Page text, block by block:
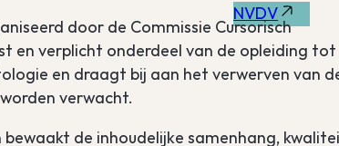
NVDV
door de Commissie Cursorisch
en verplicht onderdeel van de opleiding tot
en draagt bij aan het verwerven van
verwacht.
de inhoudelijke samenhang,